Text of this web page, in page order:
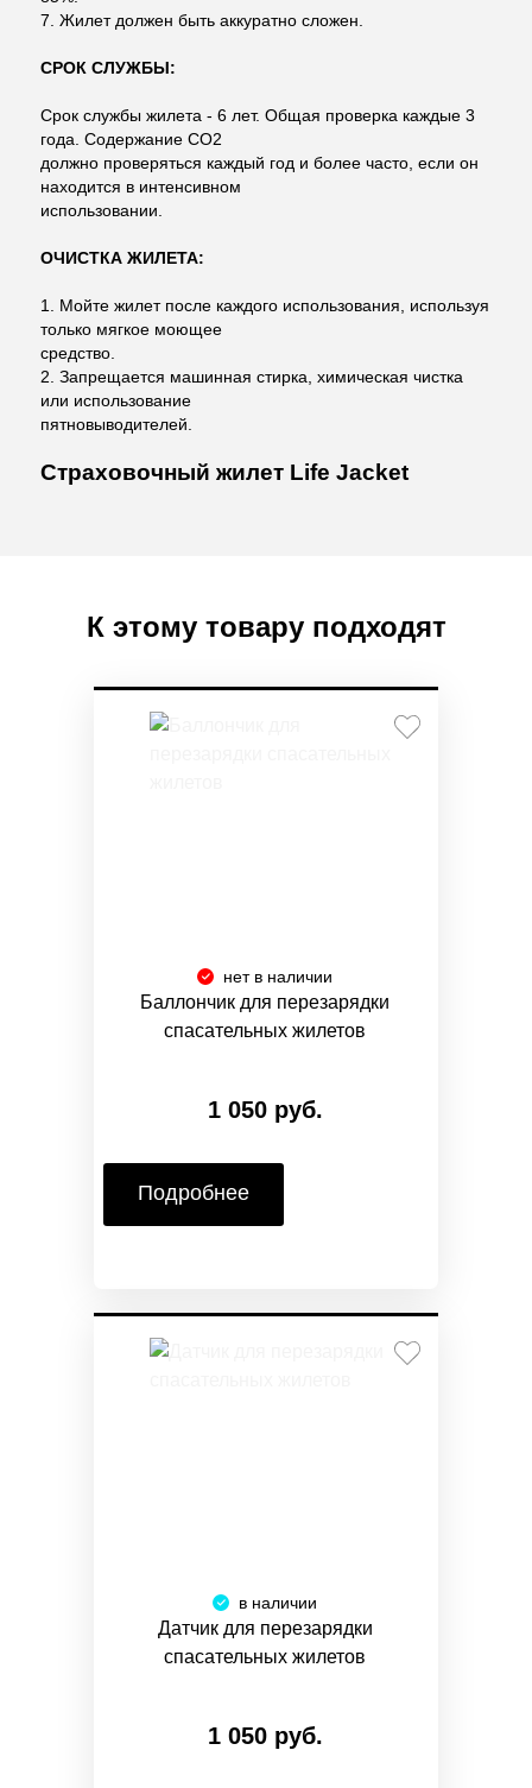
7. Жилет должен быть аккуратно сложен.
СРОК СЛУЖБЫ:
Срок службы жилета - 6 лет. Общая проверка каждые 3
года. Содержание CO2
должно проверяться каждый год и более часто, если он
находится в интенсивном
использовании.
ОЧИСТКА ЖИЛЕТА:
1. Мойте жилет после каждого использования, используя
только мягкое моющее
средство.
2. Запрещается машинная стирка, химическая чистка
или использование
пятновыводителей.
Страховочный жилет Life Jacket
К этому товару подходят
нет в наличии
Баллончик для перезарядки
спасательных жилетов
1 050 руб.
Подробнее
в наличии
Датчик для перезарядки
спасательных жилетов
1 050 руб.